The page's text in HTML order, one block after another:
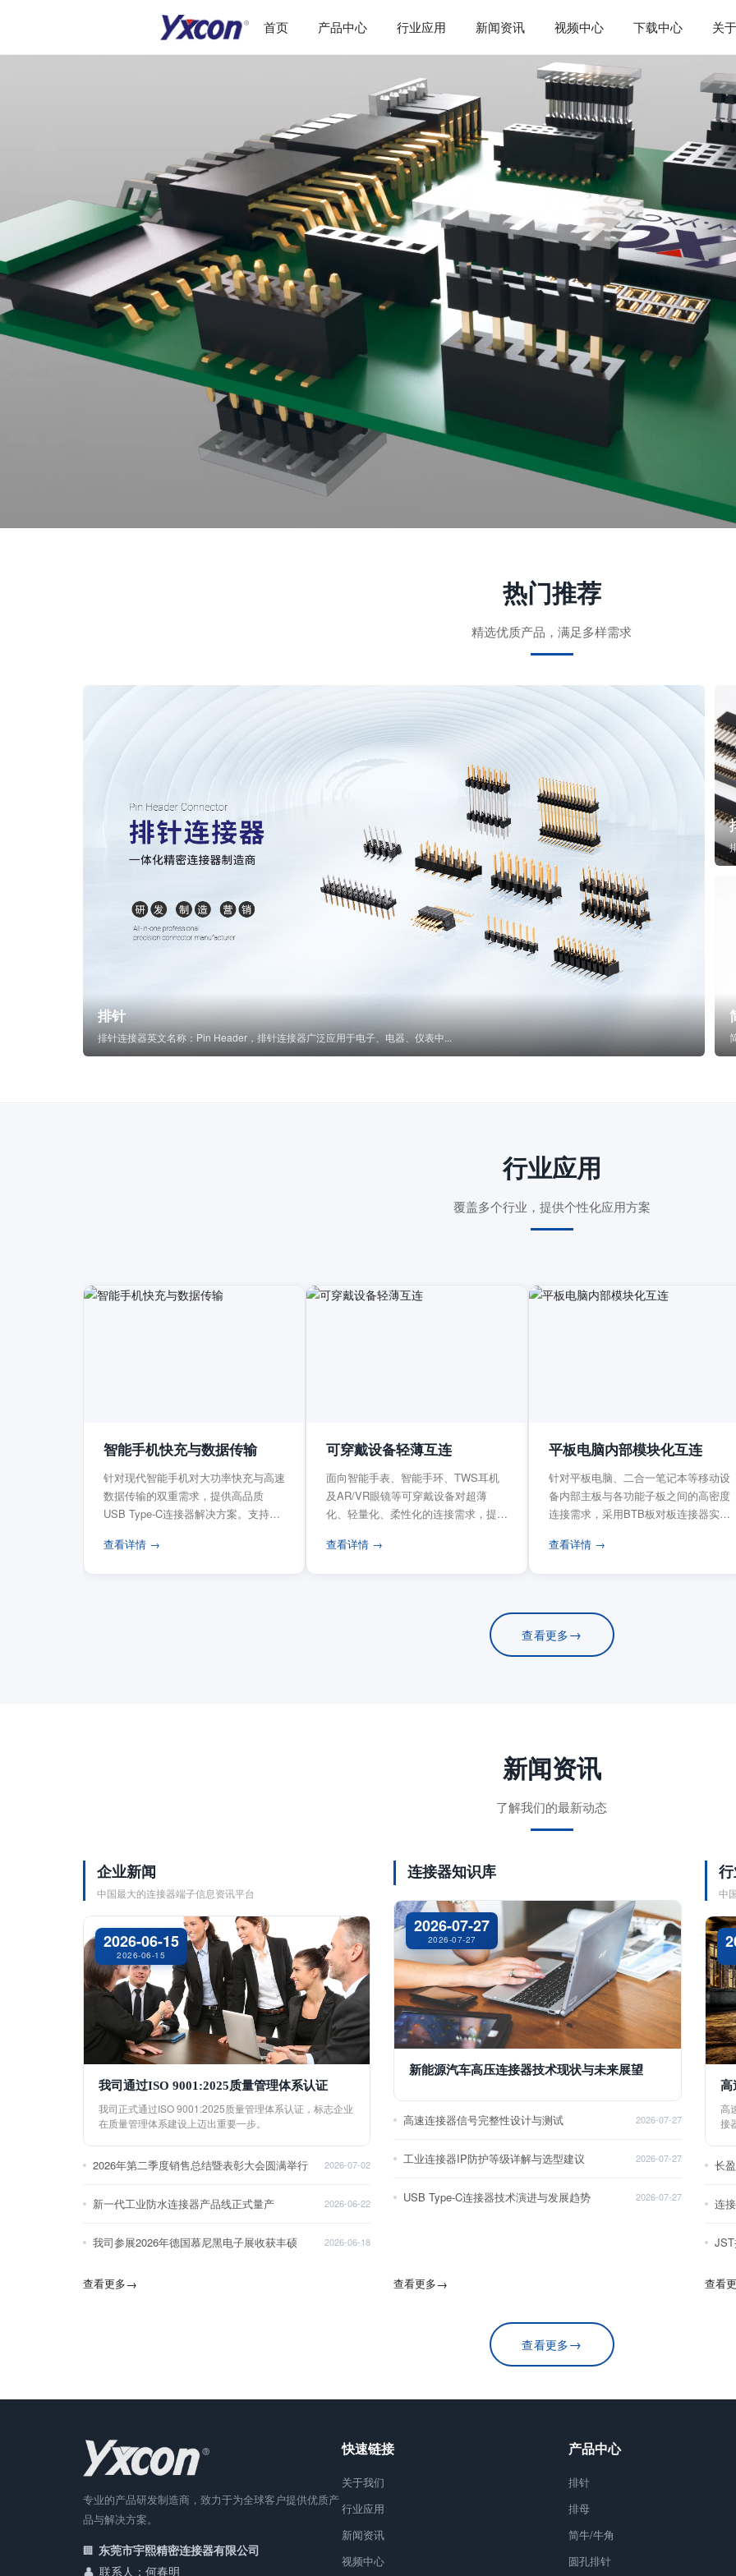
首页 产品中心 行业应用 新闻资讯 视频中心 下载中心 关
热门推荐
精选优质产品，满足多样需求
排针
排针连接器英文名称：Pin Header，排针连接器广泛应用于电子、电器、仪表中...
行业应用
覆盖多个行业，提供个性化应用方案
智能手机快充与数据传输
针对现代智能手机对大功率快充与高速
数据传输的双重需求，提供高品质
USB Type-C连接器解决方案。支持
查看详情 →
可穿戴设备轻薄互连
面向智能手表、智能手环、TWS耳机
及AR/VR眼镜等可穿戴设备对超薄
化、轻量化、柔性化的连接需求，提供
查看详情 →
平板电脑内部模块化互连
针对平板电脑、二合一笔记本等移动设
备内部主板与各功能子板之间的高密度
连接需求，采用BTB板对板连接器实现
查看详情 →
查看更多→
新闻资讯
了解我们的最新动态
企业新闻
中国最大的连接器端子信息资讯平台
2026-06-15
2026-06-15
我司通过ISO 9001:2025质量管理体系认证
我司正式通过ISO 9001:2025质量管理体系认证，标志企业
在质量管理体系建设上迈出重要一步。
2026年第二季度销售总结暨表彰大会圆满举行 2026-07-02
新一代工业防水连接器产品线正式量产 2026-06-22
我司参展2026年德国慕尼黑电子展收获丰硕 2026-06-18
查看更多→
连接器知识库
2026-07-27
2026-07-27
新能源汽车高压连接器技术现状与未来展望
高速连接器信号完整性设计与测试 2026-07-27
工业连接器IP防护等级详解与选型建议 2026-07-27
USB Type-C连接器技术演进与发展趋势 2026-07-27
查看更多→
中
高
高
接
长
查看
查看更多→
专业的产品研发制造商，致力于为全球客户提供优质产
品与解决方案。
东莞市宇熙精密连接器有限公司
联系人：何春明
快速链接
关于我们
行业应用
新闻资讯
视频中心
产品中心
排针
排母
简牛/牛角
圆孔排针